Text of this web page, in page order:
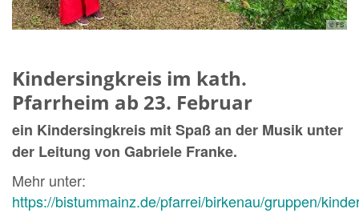
© FS
Kindersingkreis im kath.
Pfarrheim ab 23. Februar
ein Kindersingkreis mit Spaß an der Musik unter
der Leitung von Gabriele Franke.
Mehr unter:
https://bistummainz.de/pfarrei/birkenau/gruppen/